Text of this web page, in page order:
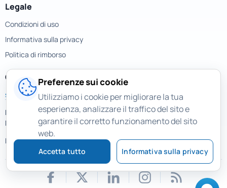
Legale
Condizioni di uso
Informativa sulla privacy
Politica di rimborso
Contatti
support@magicuneraser.com
Piazza della Repubblica, 32
Milano, Italy
Più contatti >
Preferenze sui cookie
Utilizziamo i cookie per migliorare la tua
esperienza, analizzare il traffico del sito e
garantire il corretto funzionamento del sito
web.
Accetta tutto Informativa sulla privacy